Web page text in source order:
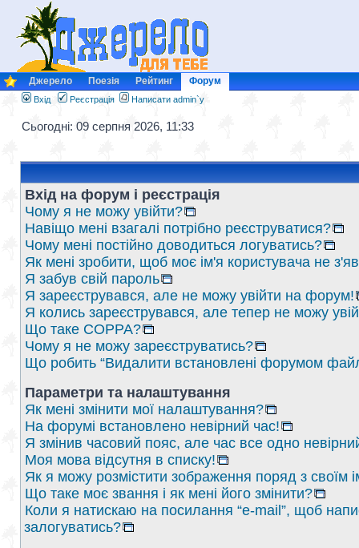
Джерело Поезія Рейтинг Форум
Вхід Реєстрація Написати admin`у
Сьогодні: 09 серпня 2026, 11:33
Вхід на форум і реєстрація
Чому я не можу увійти?
Навіщо мені взагалі потрібно реєструватися?
Чому мені постійно доводиться логуватись?
Як мені зробити, щоб моє ім'я користувача не
Я забув свій пароль
Я зареєструвався, але не можу увійти на форум!
Я колись зареєструвався, але тепер не можу
Що таке COPPA?
Чому я не можу зареєструватись?
Що робить “Видалити встановлені форумом
Параметри та налаштування
Як мені змінити мої налаштування?
На форумі встановлено невірний час!
Я змінив часовий пояс, але час все одно
Моя мова відсутня в списку!
Як я можу розмістити зображення поряд з своїм
Що таке моє звання і як мені його змінити?
Коли я натискаю на посилання “e-mail”, щоб
залогуватись?